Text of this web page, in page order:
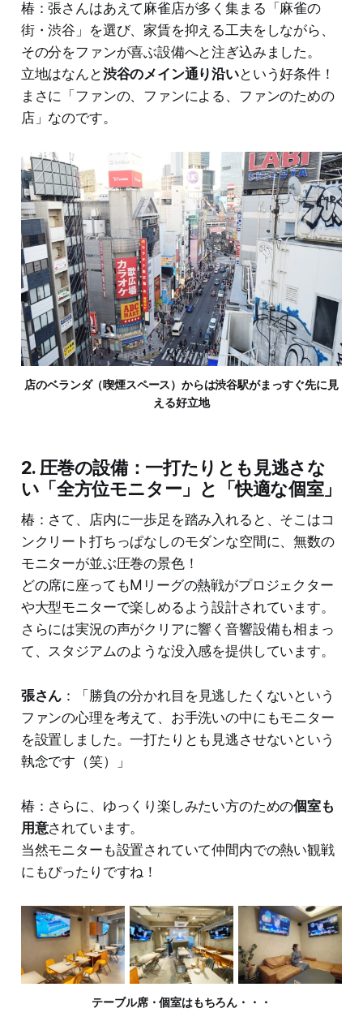
椿：張さんはあえて麻雀店が多く集まる「麻雀の
街・渋谷」を選び、家賃を抑える工夫をしながら、
その分をファンが喜ぶ設備へと注ぎ込みました。
立地はなんと渋谷のメイン通り沿いという好条件！
まさに「ファンの、ファンによる、ファンのための
店」なのです。
店のベランダ（喫煙スペース）からは渋谷駅がまっすぐ先に見
える好立地
2. 圧巻の設備：一打たりとも見逃さな
い「全方位モニター」と「快適な個室」
椿：さて、店内に一歩足を踏み入れると、そこはコ
ンクリート打ちっぱなしのモダンな空間に、無数の
モニターが並ぶ圧巻の景色！
どの席に座ってもMリーグの熱戦がプロジェクター
や大型モニターで楽しめるよう設計されています。
さらには実況の声がクリアに響く音響設備も相まっ
て、スタジアムのような没入感を提供しています。
張さん ：「勝負の分かれ目を見逃したくないという
ファンの心理を考えて、お手洗いの中にもモニター
を設置しました。一打たりとも見逃させないという
執念です（笑）」
椿：さらに、ゆっくり楽しみたい方のための個室も
用意されています。
当然モニターも設置されていて仲間内での熱い観戦
にもぴったりですね！
テーブル席・個室はもちろん・・・